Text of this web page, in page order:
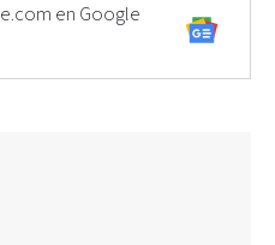
en Google